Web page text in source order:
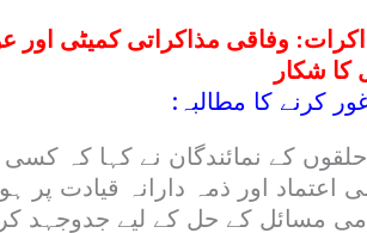
وفاقی مذاکراتی کمیٹی اور
کا شکار
کرنے کا مطالبہ:
کے نمائندگان نے کہا کہ
اعتماد اور ذمہ دارانہ قیادت پر
مسائل کے حل کے لیے جدوجہد